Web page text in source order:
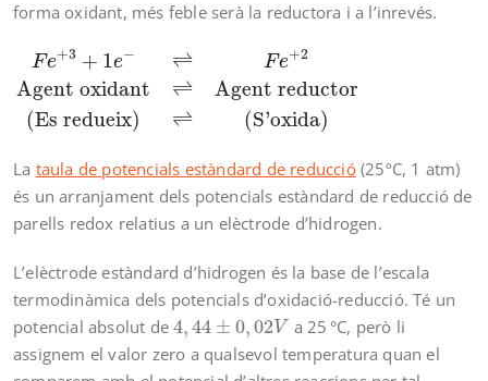
forma oxidant, més feble serà la reductora i a l’inrevés.
Fe+3 + 1e− ⇌ Fe+2
Agent oxidant ⇌
Agent reductor
(Es redueix)
⇌ (S’oxida)
e+ 3+1 e − ⇌F Agent oxidant
La taula de potencials estàndard de reducció(25ºC, 1 atm)
és un arranjament dels potencials estàndard de reducció de
parells redox relatius a un elèctrode d’hidrogen.
L’elèctrode estàndard d’hidrogen és la base de l’escala
termodinàmica dels potencials d’oxidació-reducció. Té un
potencial absolut de4, 44 ± 0, 02V
4 44 ±0 ,02V
a 25 °C, però li
assignem el valor zero a qualsevol temperatura quan el